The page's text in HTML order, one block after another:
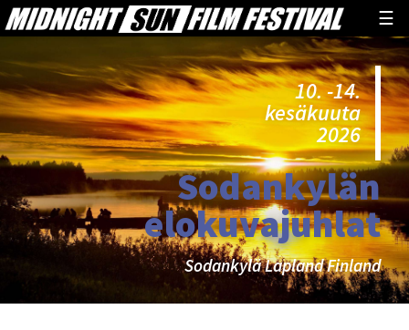
☰
10. -14.
kesäkuuta
2026
Sodankylän
elokuvajuhlat
Sodankylä Lapland Finland